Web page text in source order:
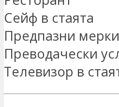
Сейф в стаята
Предпазни
Преводачески
Телевизор в